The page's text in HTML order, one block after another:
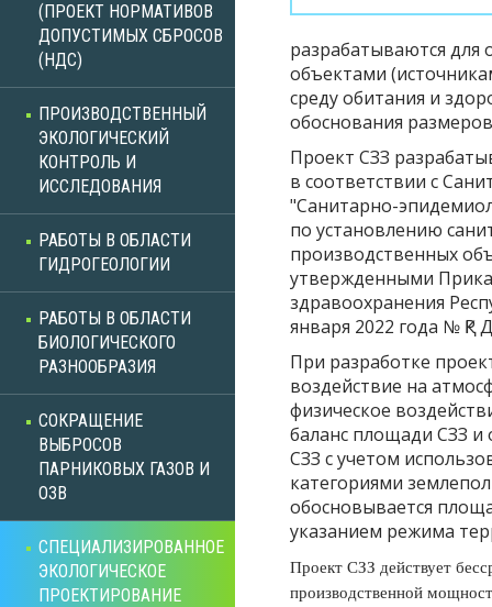
(ПРОЕКТ НОРМАТИВОВ
ДОПУСТИМЫХ СБРОСОВ
(НДС)
ПРОИЗВОДСТВЕННЫЙ
ЭКОЛОГИЧЕСКИЙ
КОНТРОЛЬ И
ИССЛЕДОВАНИЯ
РАБОТЫ В ОБЛАСТИ
ГИДРОГЕОЛОГИИ
РАБОТЫ В ОБЛАСТИ
БИОЛОГИЧЕСКОГО
РАЗНООБРАЗИЯ
СОКРАЩЕНИЕ
ВЫБРОСОВ
ПАРНИКОВЫХ ГАЗОВ И
ОЗВ
СПЕЦИАЛИЗИРОВАННОЕ
ЭКОЛОГИЧЕСКОЕ
ПРОЕКТИРОВАНИЕ
разрабатываются для
объектами
среду обитания и
обоснования
Проект СЗЗ
в соответствии с
"Санитарно-
по установлению
производственных
утвержденными
здравоохранения
января 2022 года № ҚР
При разработке
воздействие на
физическое
баланс площади СЗЗ и
СЗЗ с учетом
категориями
обосновывается
указанием режима
Проект СЗЗ действует
производственной